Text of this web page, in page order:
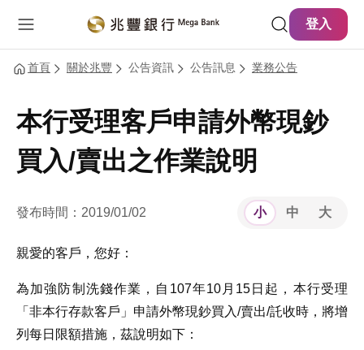
登入
首頁 關於兆豐 公告資訊 公告訊息 業務公告
本行受理客戶申請外幣現鈔
買入/賣出之作業說明
發布時間：2019/01/02 小 中 大
親愛的客戶，您好：
為加強防制洗錢作業，自107年10月15日起，本行受理
「非本行存款客戶」申請外幣現鈔買入/賣出/託收時，將增
列每日限額措施，茲說明如下：